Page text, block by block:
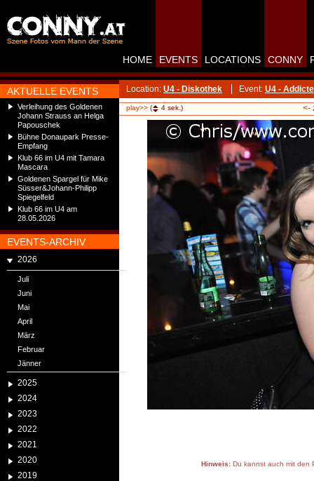
AKTUELLE EVENTS
Verleihung des Goldenen
Johann Strauss an Helga
Papouschek
Bühne Donaupark Presse-
Empfang
Klub 66 im U4 mit Tamara
Mascara
Goldenen Spargel für Mike
Süsser&Johann-Philipp
Spiegelfeld
Klub 66 im U4 am
28.05.2026
EVENTS-ARCHIV
2026
Juli
Juni
Mai
April
März
Februar
Jänner
2025
2024
2023
2022
2021
2020
2019
HOME EVENTS LOCATIONS CONNY
Location: U4 - Diskothek Event: U4 -
play>> ( 4 sek.) <-
Hinweis:Du kannst auch mit den